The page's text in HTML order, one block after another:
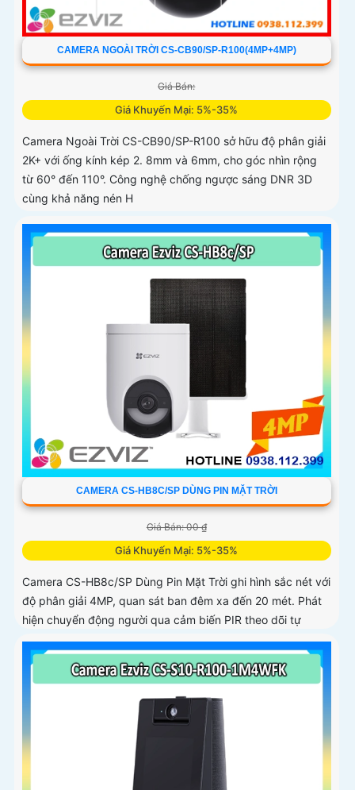
CAMERA NGOÀI TRỜI CS-CB90/SP-R100(4MP+4MP)
Giá Bán:
Giá Khuyến Mại: 5%-35%
Camera Ngoài Trời CS-CB90/SP-R100 sở hữu độ phân giải
2K+ với ống kính kép 2. 8mm và 6mm, cho góc nhìn rộng
từ 60° đến 110°. Công nghệ chống ngược sáng DNR 3D
cùng khả năng nén H
CAMERA CS-HB8C/SP DÙNG PIN MẶT TRỜI
Giá Bán: 00 ₫
Giá Khuyến Mại: 5%-35%
Camera CS-HB8c/SP Dùng Pin Mặt Trời ghi hình sắc nét với
độ phân giải 4MP, quan sát ban đêm xa đến 20 mét. Phát
hiện chuyển động người qua cảm biến PIR theo dõi tự
động